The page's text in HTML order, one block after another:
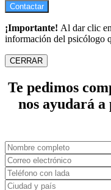
Contactar
¡Importante! Al dar clic
información del psicólogo
CERRAR
Te pedimos
nos ayudará a